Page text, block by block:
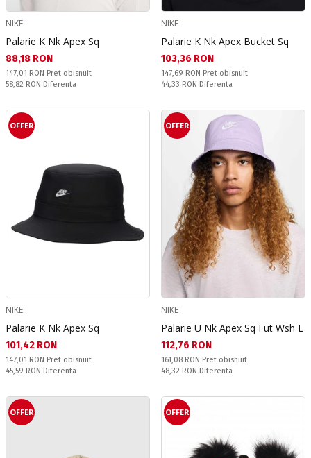
NIKE
Palarie K Nk Apex Sq
Текуща цена:
88,18 RON
Pret obisnuit:
147,01 RON Pret obisnuit
Спестявате:
58,82 RON Diferenta
NIKE
Palarie K Nk Apex Bucket Sq
Текуща цена:
103,36 RON
Pret obisnuit:
147,69 RON Pret obisnuit
Спестявате:
44,33 RON Diferenta
OFFER
NIKE
Palarie K Nk Apex Sq
Текуща цена:
101,42 RON
Pret obisnuit:
147,01 RON Pret obisnuit
Спестявате:
45,59 RON Diferenta
OFFER
NIKE
Palarie U Nk Apex Sq Fut Wsh L
Текуща цена:
112,76 RON
Pret obisnuit:
161,08 RON Pret obisnuit
Спестявате:
48,32 RON Diferenta
OFFER OFFER